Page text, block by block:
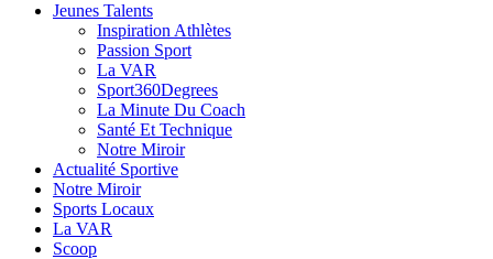
Jeunes Talents
Inspiration Athlètes
Passion Sport
La VAR
Sport360Degrees
La Minute Du Coach
Santé Et Technique
Notre Miroir
Actualité Sportive
Notre Miroir
Sports Locaux
La VAR
Scoop